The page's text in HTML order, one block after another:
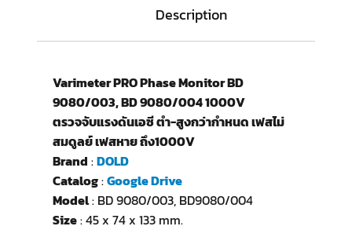
Description
Varimeter PRO Phase Monitor BD
9080/003, BD 9080/004 1000V
ตรวจจับแรงดันเอซี ตำ-สูงกว่ากำหนด เฟสไม่
สมดูลย์ เฟสหาย ถึง1000V
Brand :DOLD
Catalog:Google Drive
Model: BD 9080/003, BD9080/004
Size: 45 x 74 x 133 mm.